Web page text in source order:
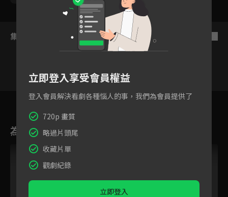
集數列表
2 3 4 5
為您推薦
立即登入享受會員權益
登入會員解決看劇各種惱人的事，我們為會員提供了
720p 畫質
略過片頭尾
收藏片單
觀劇紀錄
立即登入